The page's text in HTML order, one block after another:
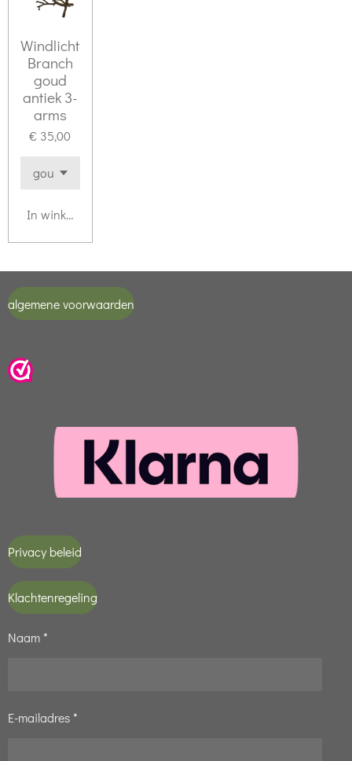
Windlicht
Branch
goud
antiek 3-
arms
€ 35,00
In winkelwagen
algemene voorwaarden
Privacy beleid
Klachtenregeling
Naam *
E-mailadres *